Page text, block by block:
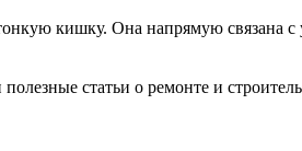
кишку. Она напрямую связана с
статьи о ремонте и